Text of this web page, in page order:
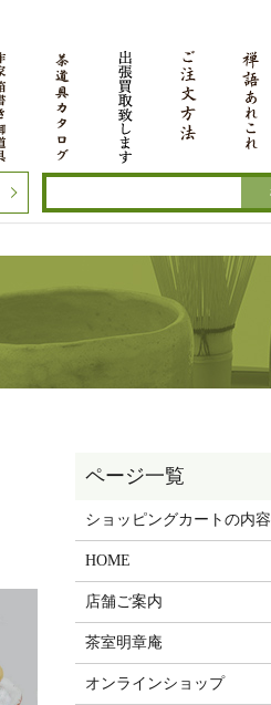
ショッピングカートの内容
HOME
店舗ご案内
茶室明章庵
オンラインショップ